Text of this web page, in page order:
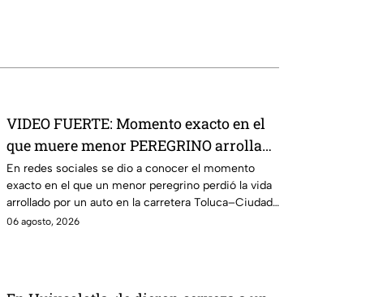
VIDEO FUERTE: Momento exacto en el
que muere menor PEREGRINO arrollado
por auto en carretera
En redes sociales se dio a conocer el momento
exacto en el que un menor peregrino perdió la vida
arrollado por un auto en la carretera Toluca–Ciudad
Altamirano.
06 agosto, 2026